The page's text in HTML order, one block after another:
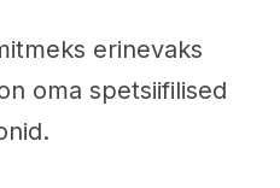
erinevaks
oma spetsiifilised